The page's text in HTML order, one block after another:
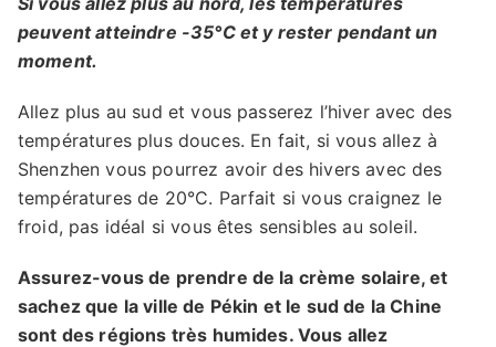
peuvent atteindre -35°C et y rester pendant un
moment.
Allez plus au sud et vous passerez l’hiver avec des
températures plus douces. En fait, si vous allez à
Shenzhen vous pourrez avoir des hivers avec des
températures de 20°C. Parfait si vous craignez le
froid, pas idéal si vous êtes sensibles au soleil.
Assurez-vous de prendre de la crème solaire, et
sachez que la ville de Pékin et le sud de la Chine
sont des régions très humides. Vous allez